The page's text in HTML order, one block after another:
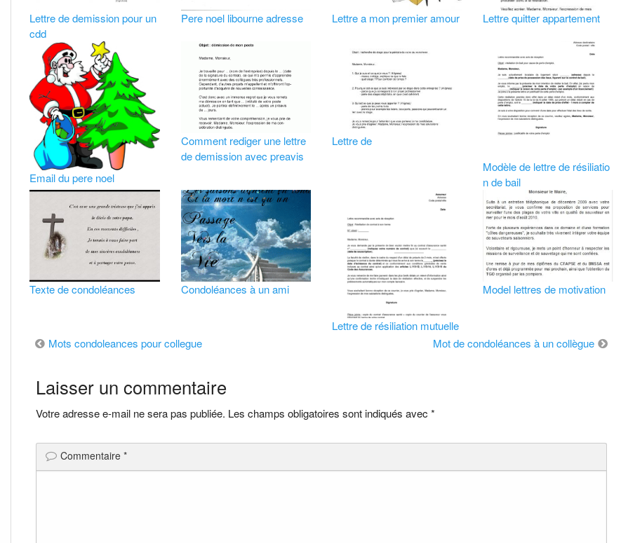
Lettre de demission pour un
cdd
Pere noel libourne adresse Lettre a mon premier amour Lettre quitter appartement
Email du pere noel
Comment rediger une lettre
de demission avec preavis
Lettre de
Modèle de lettre de résiliatio
n de bail
Texte de condoléances Condoléances à un ami
Lettre de résiliation mutuelle
Model lettres de motivation
Navigation
de
l’article
Mots condoleances pour collegue Mot de condoléances à un collègue
Laisser un commentaire
Votre adresse e-mail ne sera pas publiée. Les champs obligatoires sont indiqués avec *
Commentaire *